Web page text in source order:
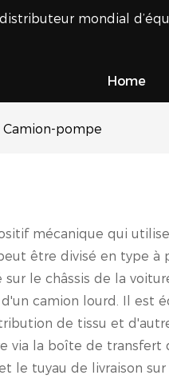
mondial
Home
Camion-pompe
mécanique qui
être divisé en type à
le châssis de la
camion lourd. Il est
de tissu et
via la boîte de
le tuyau de livraison